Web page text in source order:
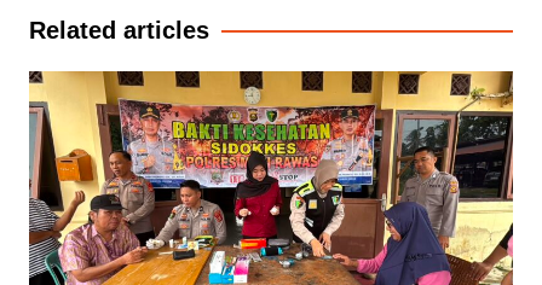
Related articles